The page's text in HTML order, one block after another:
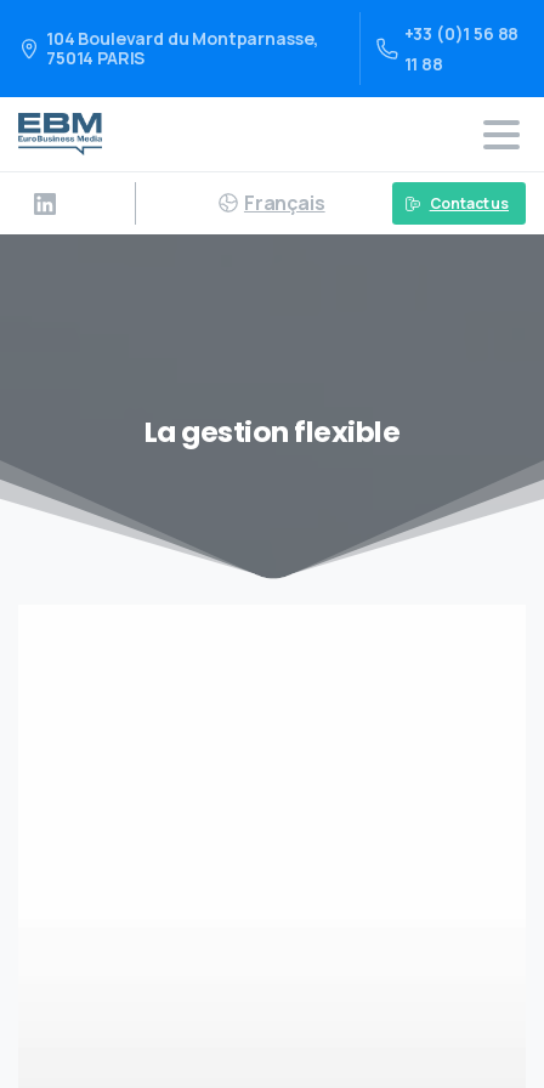
104 Boulevard du Montparnasse,
75014 PARIS
+33 (0)1 56 88
11 88
Français Contact us
La gestion flexible